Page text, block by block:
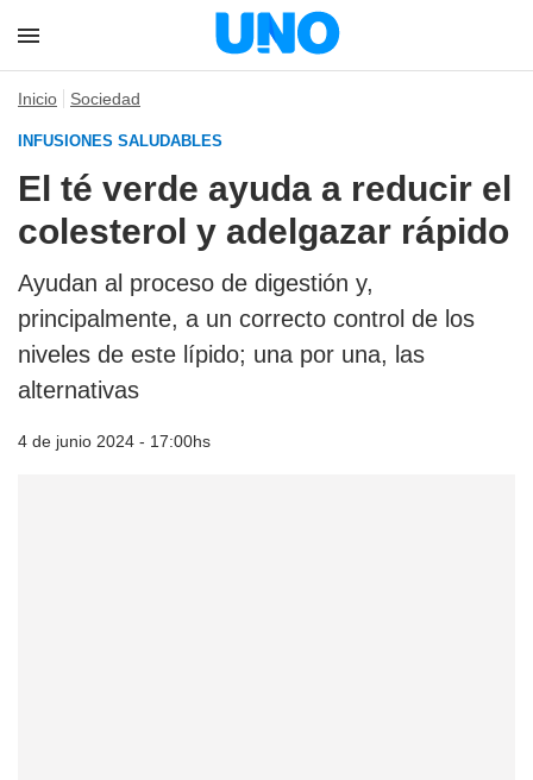
Inicio Sociedad
INFUSIONES SALUDABLES
El té verde ayuda a reducir el
colesterol y adelgazar rápido
Ayudan al proceso de digestión y,
principalmente, a un correcto control de los
niveles de este lípido; una por una, las
alternativas
4 de junio 2024 - 17:00hs